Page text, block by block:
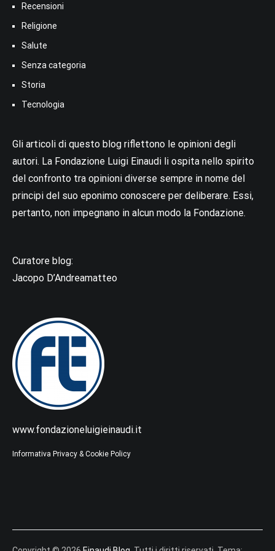
Recensioni
Religione
Salute
Senza categoria
Storia
Tecnologia
Gli articoli di questo blog riflettono le opinioni degli
autori. La Fondazione Luigi Einaudi li ospita nello spirito
del confronto tra opinioni diverse sempre in nome del
principi del suo eponimo conoscere per deliberare. Essi,
pertanto, non impegnano in alcun modo la Fondazione.
Curatore blog:
Jacopo D’Andreamatteo
www.fondazioneluigieinaudi.it
Informativa Privacy & Cookie Policy